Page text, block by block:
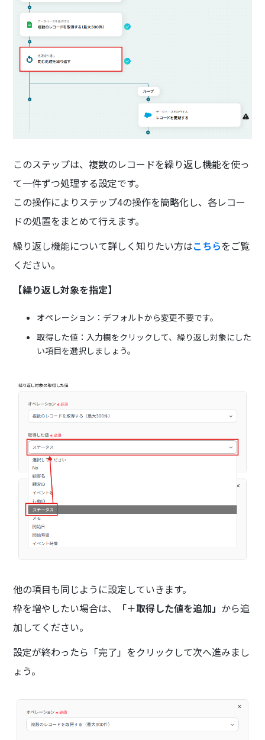
このステップは、複数のレコードを繰り返し機能を使っ
て一件ずつ処理する設定です。
この操作によりステップ4の操作を簡略化し、各レコー
ドの処置をまとめて行えます。
繰り返し機能について詳しく知りたい方はこちらをご覧
ください。
【繰り返し対象を指定】
オペレーション：デフォルトから変更不要です。
取得した値：入力欄をクリックして、繰り返し対象にした
い項目を選択しましょう。
他の項目も同じように設定していきます。
枠を増やしたい場合は、
「＋取得した値を追加」 から追
加してください。
設定が終わったら「完了」をクリックして次へ進みまし
ょう。